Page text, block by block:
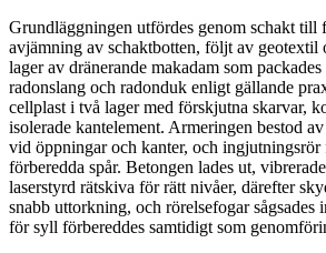
Grundläggningen utfördes genom schakt till
avjämning av schaktbotten, följt av geotextil
lager av dränerande makadam som
radonslang och radonduk enligt gällande
cellplast i två lager med förskjutna skarvar,
isolerade kantelement. Armeringen bestod
vid öppningar och kanter, och
förberedda spår. Betongen lades ut,
laserstyrd rätskiva för rätt nivåer, därefter
snabb uttorkning, och rörelsefogar
för syll förbereddes samtidigt som